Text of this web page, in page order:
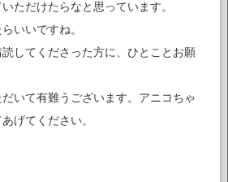
ただけたらなと思っています。
いいですね。
てくださった方に、ひとことお願
いて有難うございます。アニコちゃ
げてください。